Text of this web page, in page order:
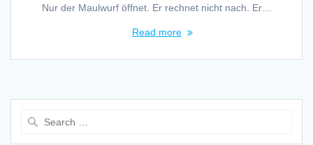
Nur der Maulwurf öffnet. Er rechnet nicht nach. Er…
Read more